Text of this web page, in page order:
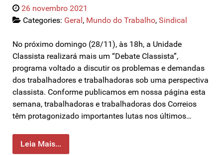
26 novembro 2021
Categories: Geral, Mundo do Trabalho, Sindical
No próximo domingo (28/11), às 18h, a Unidade
Classista realizará mais um “Debate Classista”,
programa voltado a discutir os problemas e demandas
dos trabalhadores e trabalhadoras sob uma perspectiva
classista. Conforme publicamos em nossa página esta
semana, trabalhadoras e trabalhadoras dos Correios
têm protagonizado importantes lutas nos últimos…
Leia Mais...